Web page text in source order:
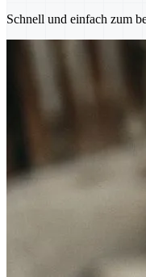
Schnell und einfach zum